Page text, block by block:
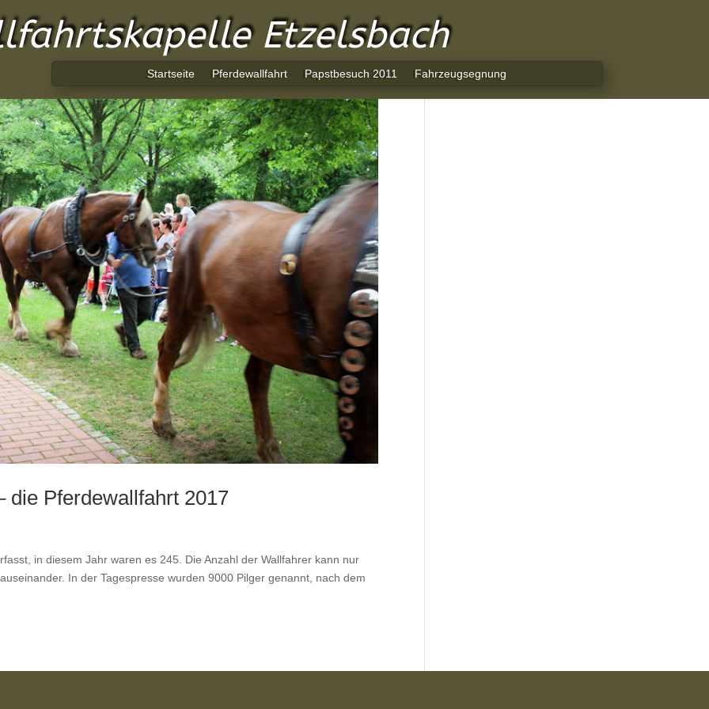
Etzelsbach
Startseite Pferdewallfahrt Papstbesuch 2011 Fahrzeugsegnung
die Pferdewallfahrt 2017
in diesem Jahr waren es 245. Die Anzahl der Wallfahrer kann nur
In der Tagespresse wurden 9000 Pilger genannt, nach dem